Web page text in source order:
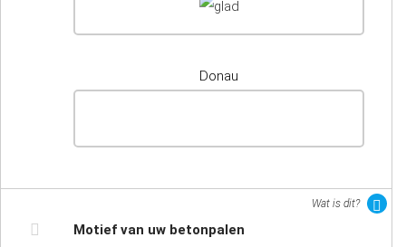
Donau
Wat is dit?
Motief van uw betonpalen